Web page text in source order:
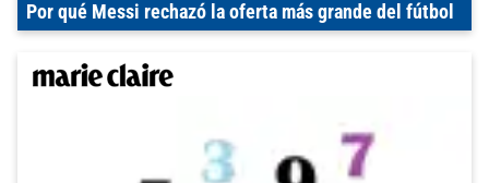
Por qué Messi rechazó la oferta más grande del fútbol